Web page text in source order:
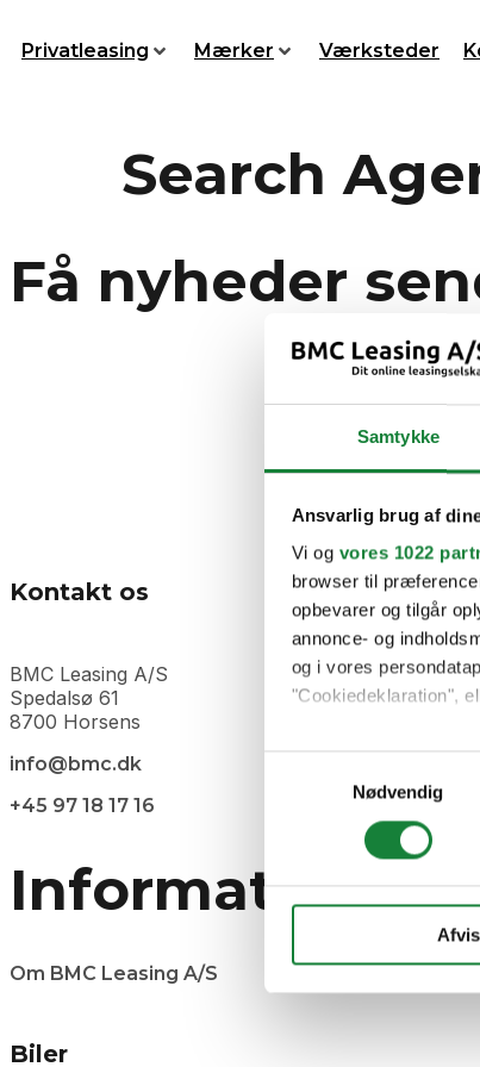
Samtykke
Ansvarlig brug af
Vi og vores 1022
browser til
opbevarer og tilgår
annonce- og
og i vores
"Cookiedeklaration",
Hvis du tillader det,
Indsamle
Dine valg anvendes
Vi bruger cookies til
vores trafik. Vi deler
dem, eller som de har
Nødvendig
Afvis
til
indhold
Privatleasing Mærker Værksteder
Search
Få nyheder
Kontakt os
BMC Leasing A/S
Spedalsø 61
8700 Horsens
info@bmc.dk
+45 97 18 17 16
Information
Om BMC Leasing A/S
Biler